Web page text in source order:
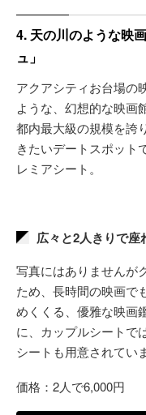
4. 天の川のような映
ュ」
アクアシティお台場の
ような、幻想的な映画
都内最大級の規模を誇
きたいデートスポット
レミアシート。
広々と2人きりで座
写真にはありませんが
ため、長時間の映画で
めくくる、優雅な映画
に、カップルシートで
シートも用意されてい
価格：2人で6,000円